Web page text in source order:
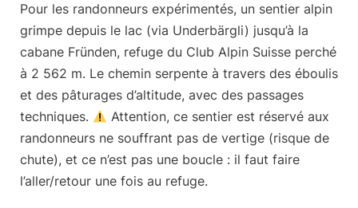
Pour les randonneurs expérimentés, un sentier alpin
grimpe depuis le lac (via Underbärgli) jusqu’à la
cabane Fründen, refuge du Club Alpin Suisse perché
à 2 562 m. Le chemin serpente à travers des éboulis
et des pâturages d’altitude, avec des passages
techniques.
Attention, ce sentier est réservé aux
randonneurs ne souffrant pas de vertige (risque de
chute), et ce n’est pas une boucle : il faut faire
l’aller/retour une fois au refuge.